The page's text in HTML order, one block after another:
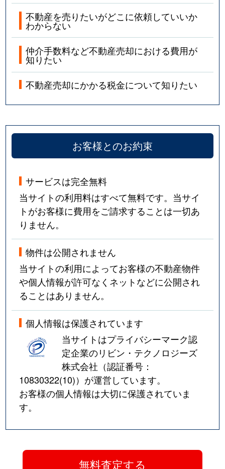
不動産を売りたいがどこに依頼していいか
わからない
仲介手数料など不動産売却における費用が
知りたい
不動産売却にかかる税金について知りたい
お客様とのお約束
サービスは完全無料
当サイトの利用料はすべて無料です。当サイ
トがお客様に費用をご請求することは一切あ
りません。
物件は公開されません
当サイトの利用によってお客様の不動産物件
や個人情報が許可なくネットなどに公開され
ることはありません。
個人情報は保護されています
当サイトはプライバシーマーク認
定企業のリビン・テクノロジーズ
株式会社（認証番号：
10830322(10)）が運営しています。
お客様の個人情報は大切に保護されていま
す。